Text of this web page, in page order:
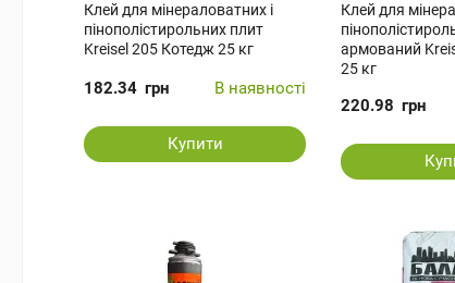
Клей для мінераловатних і
пінополістирольних плит
Kreisel 205 Котедж 25 кг
182.34 грн В наявності
Купити
Клей для
армований
25 кг
220.98 грн